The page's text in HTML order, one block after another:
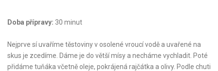
Doba přípravy: 30 minut
Nejprve sí uvaříme těstoviny v osolené vroucí vodě a uvařené na
skus je zcedíme. Dáme je do větší mísy a necháme vychladit. Poté
přidáme tuňáka včetně oleje, pokrájená rajčátka a olivy. Podle chuti